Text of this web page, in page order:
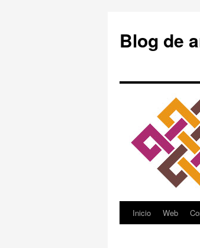
Blog de
Saltar
Inicio Web